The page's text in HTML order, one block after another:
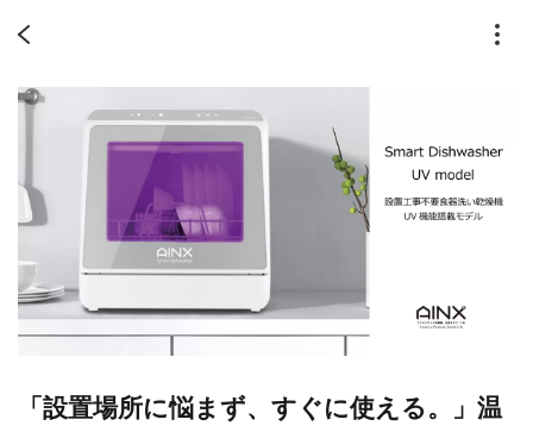
「設置場所に悩まず、すぐに使える。」温